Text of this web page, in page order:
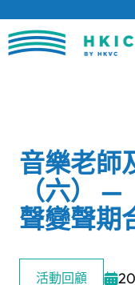
至
內
音樂老師
（六）
聲變聲期
活動回顧